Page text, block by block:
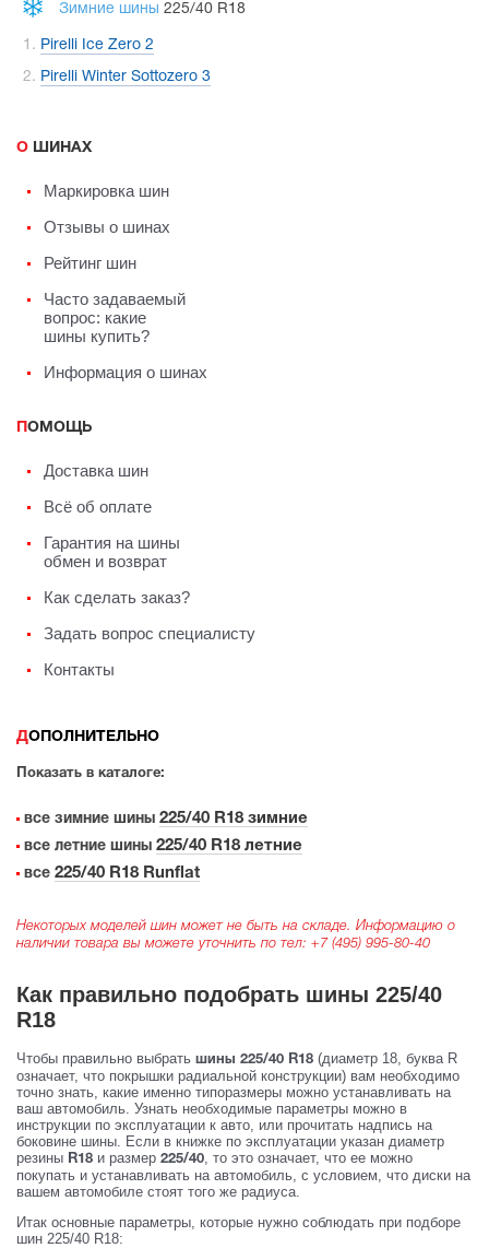
Зимние шины 225/40 R18
Pirelli Ice Zero 2
Pirelli Winter Sottozero 3
О ШИНАХ
Маркировка шин
Отзывы о шинах
Рейтинг шин
Часто задаваемый
вопрос: какие
шины купить?
Информация о шинах
ПОМОЩЬ
Доставка шин
Всё об оплате
Гарантия на шины
обмен и возврат
Как сделать заказ?
Задать вопрос специалисту
Контакты
ДОПОЛНИТЕЛЬНО
Показать в каталоге:
все зимние шины 225/40 R18 зимние
все летние шины 225/40 R18 летние
все 225/40 R18 Runflat
Некоторых моделей шин может не быть на складе. Информацию о
наличии товара вы можете уточнить по тел: +7 (495) 995-80-40
Как правильно подобрать шины 225/40
R18
Чтобы правильно выбрать шины 225/40 R18 (диаметр 18, буква R
означает, что покрышки радиальной конструкции) вам необходимо
точно знать, какие именно типоразмеры можно устанавливать на
ваш автомобиль. Узнать необходимые параметры можно в
инструкции по эксплуатации к авто, или прочитать надпись на
боковине шины. Если в книжке по эксплуатации указан диаметр
резины R18 и размер 225/40
, то это означает, что ее можно
покупать и устанавливать на автомобиль, с условием, что диски на
вашем автомобиле стоят того же радиуса.
Итак основные параметры, которые нужно соблюдать при подборе
шин 225/40 R18: